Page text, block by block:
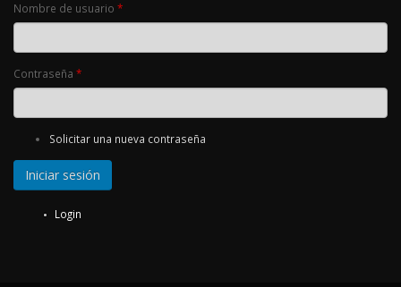
Nombre de usuario *
Contraseña *
Solicitar una nueva contraseña
Login